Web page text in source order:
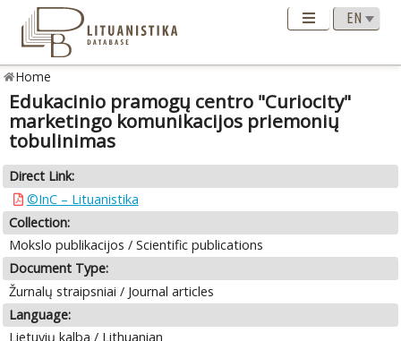
Home
Edukacinio pramogų centro "Curiocity"
marketingo komunikacijos priemonių
tobulinimas
Direct Link:
©InC – Lituanistika
Collection:
Mokslo publikacijos / Scientific publications
Document Type:
Žurnalų straipsniai / Journal articles
Language:
Lietuvių kalba / Lithuanian